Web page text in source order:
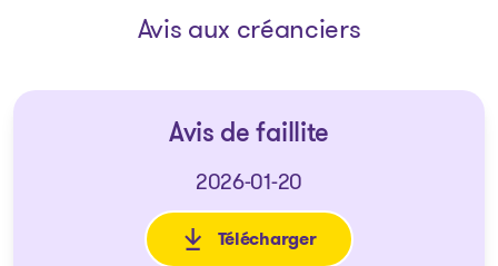
Avis aux créanciers
Avis de faillite
2026-01-20
Télécharger
: Avis de faillite